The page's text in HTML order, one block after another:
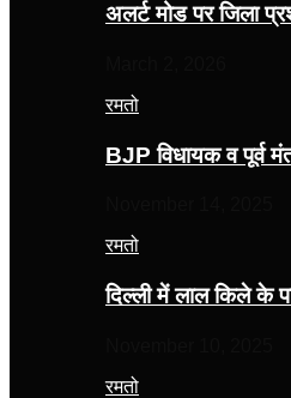
अलर्ट मोड पर जिला
रमतो
BJP विधायक व पूर्व
रमतो
दिल्ली में लाल किले के
रमतो